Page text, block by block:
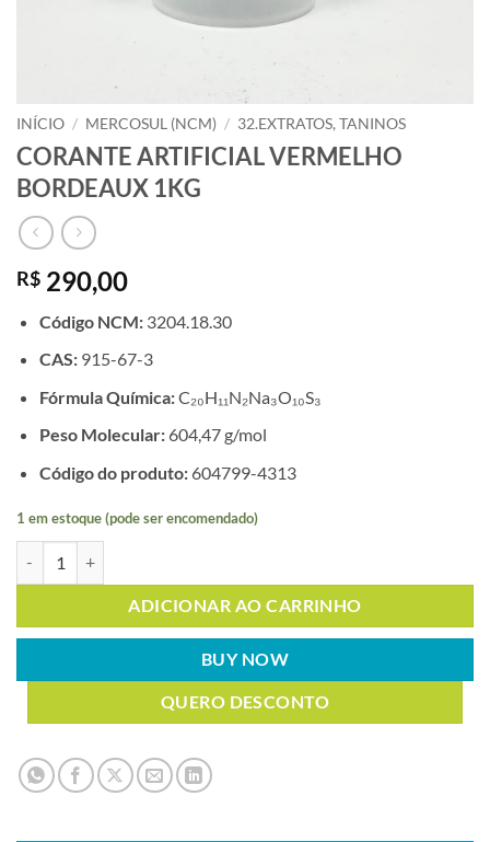
INÍCIO / MERCOSUL (NCM) / 32.EXTRATOS, TANINOS
CORANTE ARTIFICIAL VERMELHO
BORDEAUX 1KG
R$ 290,00
Código NCM:3204.18.30
CAS:915-67-3
Fórmula Química:C₂₀H₁₁N₂Na₃O₁₀S₃
Peso Molecular:604,47 g/mol
Código do produto:604799-4313
1 em estoque (pode ser encomendado)
ADICIONAR AO CARRINHO
BUY NOW
QUERO DESCONTO